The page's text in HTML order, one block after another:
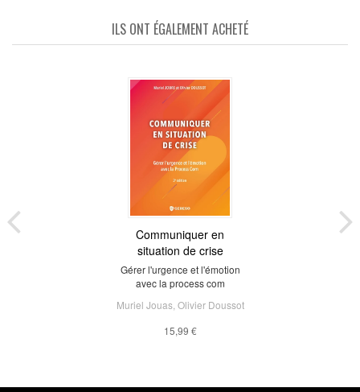
ILS ONT ÉGALEMENT ACHETÉ
Communiquer en
situation de crise
Gérer l'urgence et l'émotion
avec la process com
Muriel Jouas, Olivier Doussot
15,99 €